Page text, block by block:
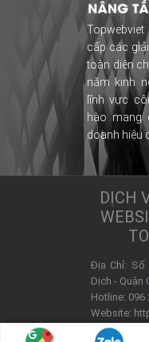
cấp các
toàn diện
năm kinh
lĩnh vực
hào mang
doanh hiệu
DỊCH
Địa Chỉ: Số
Dịch - Quận
Hotline: 096
Website:
Email hỗ trợ: